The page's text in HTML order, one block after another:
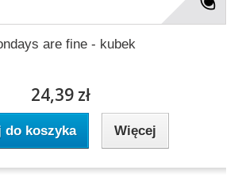
are fine - kubek
24,39 zł
do koszyka Więcej